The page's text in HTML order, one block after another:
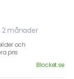
2 månader
och
pris
Blocket.se